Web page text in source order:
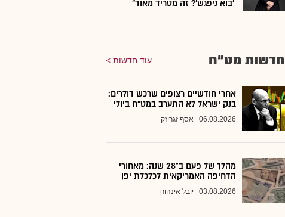
'בוא ניפגש'? זה מטריד מאוד"
חדשות מט"ח עוד חדשות
אחרי חודשיים רצופים שרכש דולרים:
בנק ישראל לא התערב במט"ח ביולי
06.08.2026 אסף זגריזק
מהלך של פעם ב־28 שנה: מאחורי
הדחיפה האמריקאית לכלכלת יפן
03.08.2026 יובל אינהורן